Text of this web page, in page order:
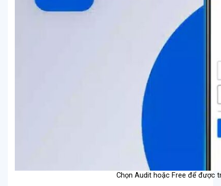
Chọn Audit hoặc Free để được